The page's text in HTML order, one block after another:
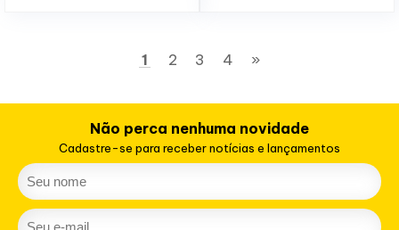
1 2 3 4 »
Não perca nenhuma novidade
Cadastre-se para receber notícias e lançamentos